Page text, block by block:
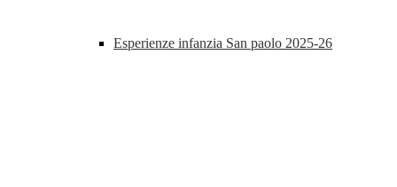
Esperienze infanzia San paolo 2025-26